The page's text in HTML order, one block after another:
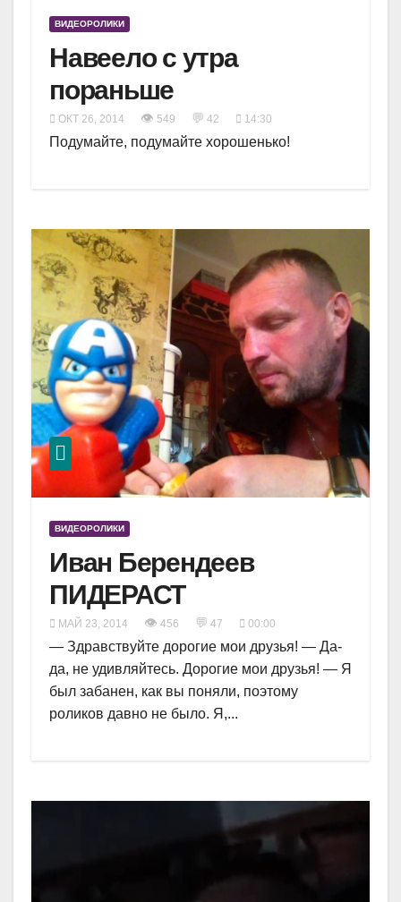
ВИДЕОРОЛИКИ
Навеело с утра
пораньше
ОКТ 26, 2014 👁 549 💬 42 14:30
Подумайте, подумайте хорошенько!
ВИДЕОРОЛИКИ
Иван Берендеев
ПИДЕРАСТ
МАЙ 23, 2014 👁 456 💬 47 00:00
— Здравствуйте дорогие мои друзья! — Да-
да, не удивляйтесь. Дорогие мои друзья! — Я
был забанен, как вы поняли, поэтому
роликов давно не было. Я,...